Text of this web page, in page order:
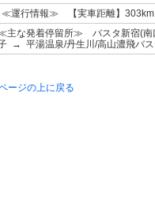
≪運行情報≫ 【実車距離】303km
主な発着停留所≫ バスタ新宿(南
→ 平湯温泉/丹生川/高山濃飛バス
ージの上に戻る